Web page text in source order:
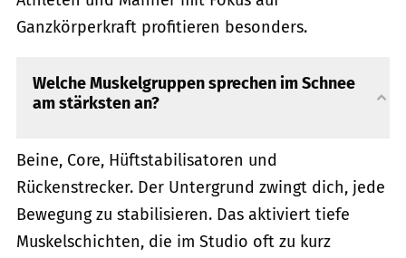
Ganzkörperkraft profitieren besonders.
Welche Muskelgruppen sprechen im Schnee
am stärksten an?
Beine, Core, Hüftstabilisatoren und
Rückenstrecker. Der Untergrund zwingt dich, jede
Bewegung zu stabilisieren. Das aktiviert tiefe
Muskelschichten, die im Studio oft zu kurz